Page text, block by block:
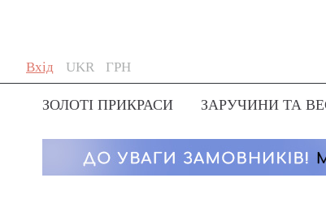
Вхід
Skip
to
Content
Мова
UKR Валюта
ГРН
ЗОЛОТІ ПРИКРАСИ ЗАРУЧИНИ ТА